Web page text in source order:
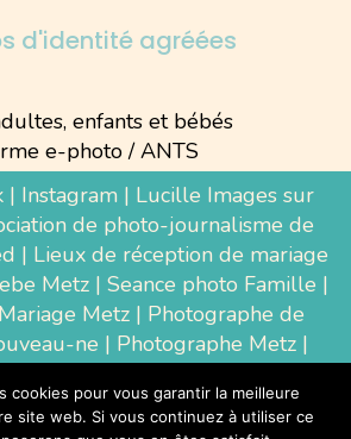
d'identité agréées
enfants et bébés
e-photo / ANTS
| Instagram| Lucille Images sur
de photo-journalisme de
| Lieux de réception de mariage
Metz | Seance photo Famille |
Metz| Photographe de
ne | Photographe Metz |
|Photographe Thionville|
d'entreprise Metz
cookies pour vous garantir la meilleure
site web. Si vous continuez à utiliser ce